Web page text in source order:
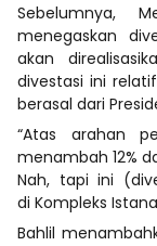
Sebelumnya,
menegaskan
akan
divestasi ini
berasal dari
“Atas arahan
menambah 12%
Nah, tapi ini
di Kompleks
Bahlil